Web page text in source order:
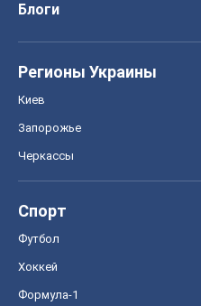
Блоги
Регионы Украины
Киев
Запорожье
Черкассы
Спорт
Футбол
Хоккей
Формула-1